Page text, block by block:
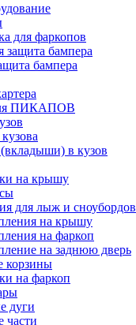
для фаркопов
защита бампера
бампера
ПИКАПОВ
в кузов
на крышу
для лыж и сноубордов
на крышу
на фаркоп
на заднюю дверь
корзины
на фаркоп
дуги
части